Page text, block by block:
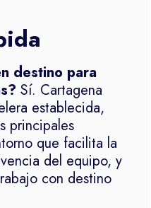
destino para
Sí. Cartagena
establecida,
principales
que facilita la
del equipo, y
con destino